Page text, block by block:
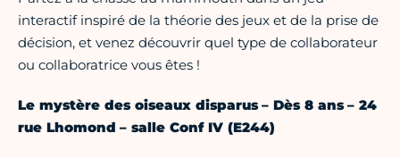
interactif inspiré de la théorie des jeux et de la prise de
décision, et venez découvrir quel type de collaborateur
ou collaboratrice vous êtes !
Le mystère des oiseaux disparus – Dès 8 ans – 24
rue Lhomond – salle Conf IV (E244)